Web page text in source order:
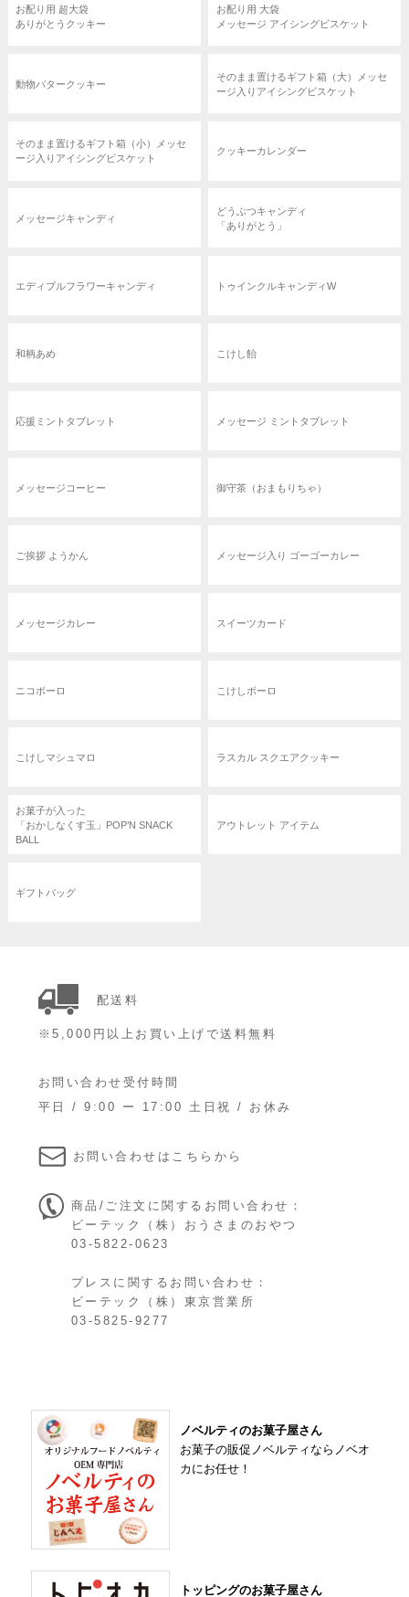
お配り用 超大袋
ありがとうクッキー
お配り用 大袋
メッセージ アイシングビスケット
動物バタークッキー
そのまま置けるギフト箱（大）メッセ
ージ入りアイシングビスケット
そのまま置けるギフト箱（小）メッセ
ージ入りアイシングビスケット
クッキーカレンダー
メッセージキャンディ
どうぶつキャンディ
「ありがとう」
エディブルフラワーキャンディ トゥインクルキャンディW
和柄あめ こけし飴
応援ミントタブレット メッセージ ミントタブレット
メッセージコーヒー 御守茶（おまもりちゃ）
ご挨拶 ようかん メッセージ入り ゴーゴーカレー
メッセージカレー スイーツカード
ニコボーロ こけしボーロ
こけしマシュマロ ラスカル スクエアクッキー
お菓子が入った
「おかしなくす玉」POP’N SNACK
BALL
アウトレット アイテム
ギフトバッグ
配送料
※5,000円以上お買い上げで送料無料
お問い合わせ受付時間
平日 / 9:00 ー 17:00 土日祝 / お休み
お問い合わせはこちらから
商品/ご注文に関するお問い合わせ：
ビーテック（株）おうさまのおやつ
03-5822-0623
プレスに関するお問い合わせ：
ビーテック（株）東京営業所
03-5825-9277
ノベルティのお菓子屋さん
お菓子の販促ノベルティならノベオ
カにお任せ！
トッピングのお菓子屋さん